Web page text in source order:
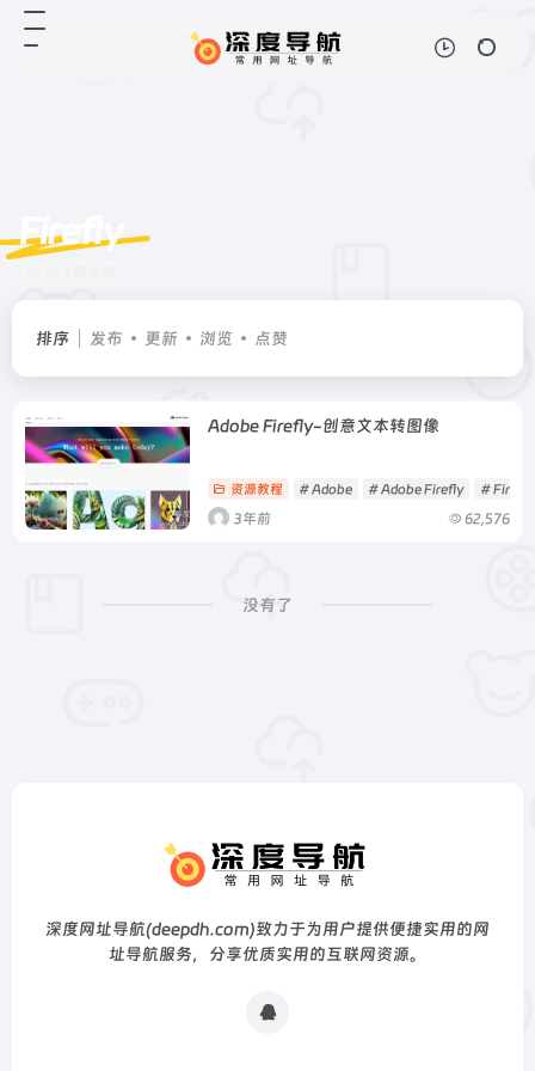
Firefly
排序 发布 更新 浏览 点赞
Adobe Firefly-创意文本转图像
资源教程 # Adobe # Adobe Firefly # Firefly
3年前 62,576
没有了
深度网址导航(deepdh.com)致力于为用户提供便捷实用的网
址导航服务，分享优质实用的互联网资源。